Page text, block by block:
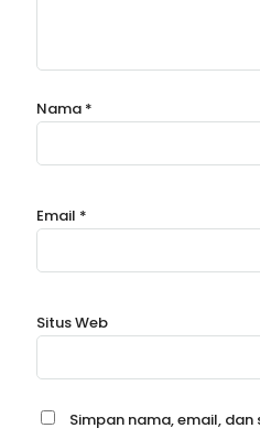
Nama *
Email *
Situs Web
Simpan nama, email,